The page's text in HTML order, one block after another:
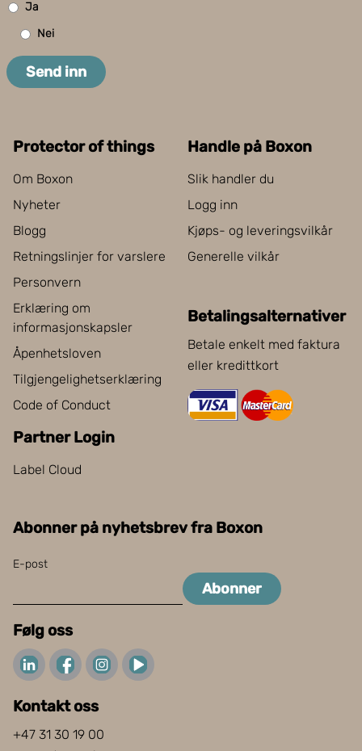
Ja
Nei
Send inn
Protector of things
Om Boxon
Nyheter
Blogg
Retningslinjer for varslere
Personvern
Erklæring om
informasjonskapsler
Åpenhetsloven
Tilgjengelighetserklæring
Code of Conduct
Partner Login
Label Cloud
Handle på Boxon
Slik handler du
Logg inn
Kjøps- og leveringsvilkår
Generelle vilkår
Betalingsalternativer
Betale enkelt med faktura
eller kredittkort
Abonner på nyhetsbrev fra Boxon
E-post
Abonner
Følg oss
Kontakt oss
+47 31 30 19 00